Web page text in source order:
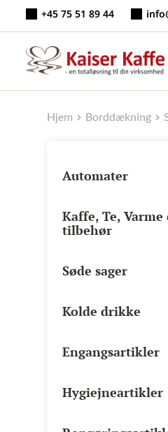
indhold
+45 75 51 89 44
Hjem Borddækning
Automater
Kaffe, Te,
tilbehør
Søde sager
Kolde drikke
Engangsartikler
Hygiejneartikler